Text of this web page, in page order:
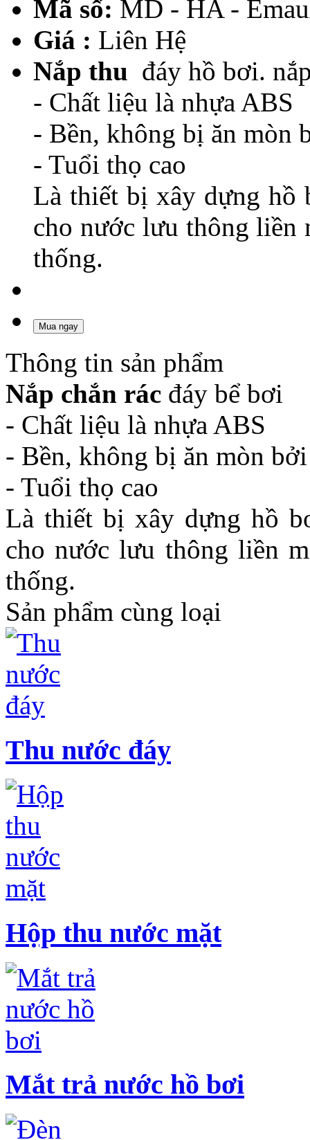
Mã số: MD - HA -
Giá : Liên Hệ
Nắp thu đáy hồ bơi.
- Chất liệu là nhựa ABS
- Bền, không bị ăn mòn
- Tuổi thọ cao
Là thiết bị xây dựng hồ
cho nước lưu thông liền
thống.
Mua ngay
Thông tin sản phẩm
Nắp chắn rác đáy bể bơi
- Chất liệu là nhựa ABS
- Bền, không bị ăn mòn
- Tuổi thọ cao
Là thiết bị xây dựng hồ
cho nước lưu thông liền
thống.
Sản phẩm cùng loại
Thu nước đáy
Hộp thu nước mặt
Mắt trả nước hồ bơi